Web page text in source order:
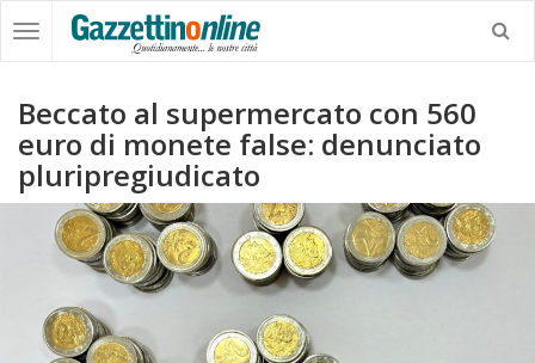
Beccato al supermercato con 560
euro di monete false: denunciato
pluripregiudicato